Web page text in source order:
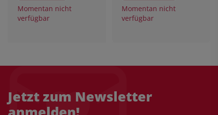
Momentan nicht
verfügbar
Momentan nicht
verfügbar
Jetzt zum Newsletter